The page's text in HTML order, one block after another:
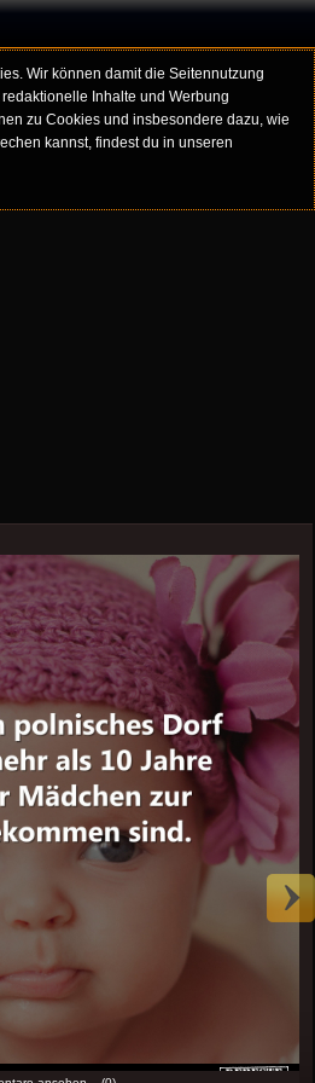
Wir können damit die Seitennutzung
Inhalte und Werbung
zu Cookies und insbesondere dazu, wie
kannst, findest du in unseren